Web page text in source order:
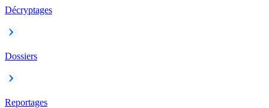
Décryptages
Dossiers
Reportages